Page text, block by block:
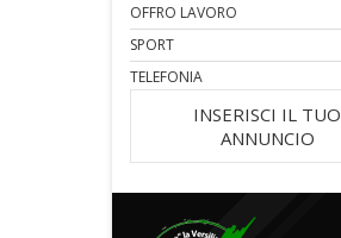
OFFRO LAVORO
SPORT
TELEFONIA
INSERISCI IL TUO
ANNUNCIO